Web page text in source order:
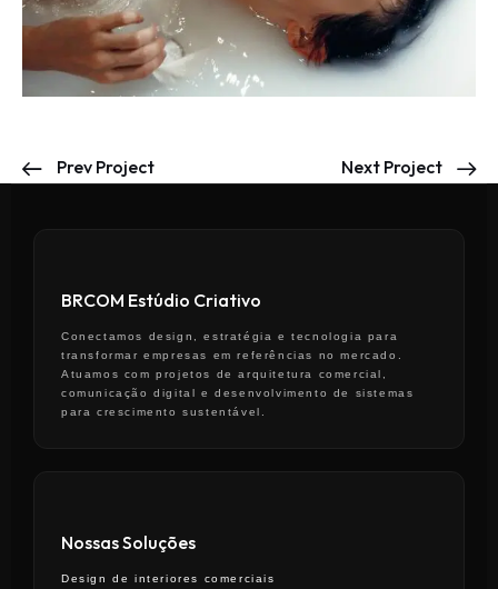
Prev Project Next Project
BRCOM Estúdio Criativo
Conectamos design, estratégia e tecnologia para
transformar empresas em referências no mercado.
Atuamos com projetos de arquitetura comercial,
comunicação digital e desenvolvimento de sistemas
para crescimento sustentável.
Nossas Soluções
Design de interiores comerciais